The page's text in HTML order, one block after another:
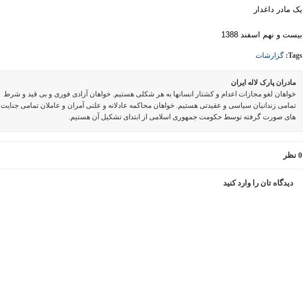
یک مادر داغدار
بیست و نهم اسفند 1388
Tags: گزارشات
مادران پارک لاله ایران
خواهان لغو مجازات اعدام و کشتار انسانها به هر شکلی هستیم. خواهان آزادی فوری و بی قید و شرط
تمامی زندانیان سیاسی و عقیدتی هستیم. خواهان محاکمه عادلانه و علنی آمران و عاملان تمامی جنایت
های صورت گرفته توسط حکومت جمهوری اسلامی از ابتدای تشکیل آن هستیم.
0 نظر
دیدگاه تان را وارد کنید